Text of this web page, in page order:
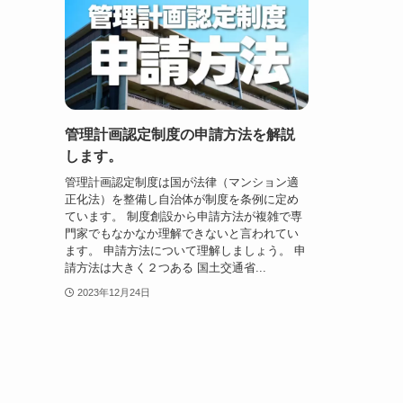
管理計画認定制度の申請方法を解説
します。
管理計画認定制度は国が法律（マンション適
正化法）を整備し自治体が制度を条例に定め
ています。 制度創設から申請方法が複雑で専
門家でもなかなか理解できないと言われてい
ます。 申請方法について理解しましょう。 申
請方法は大きく２つある 国土交通省...
2023年12月24日